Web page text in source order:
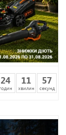
24 11
хвилин
54
секунд